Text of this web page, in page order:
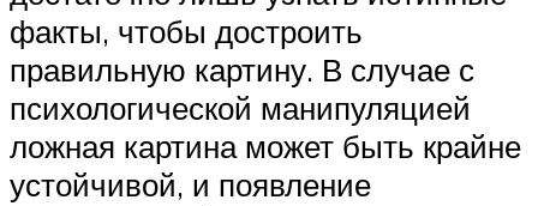
факты, чтобы достроить
правильную картину. В случае с
психологической манипуляцией
ложная картина может быть крайне
устойчивой, и появление